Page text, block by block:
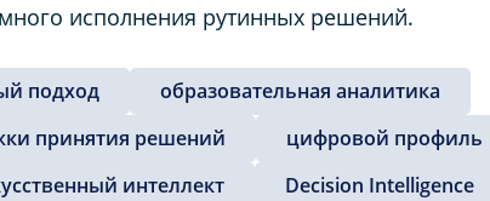
исполнения рутинных решений.
подход
образовательная аналитика
принятия решений
цифровой профиль
интеллект
Decision Intelligence